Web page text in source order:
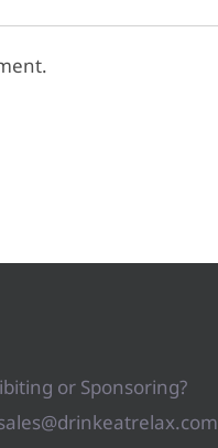
or Sponsoring?